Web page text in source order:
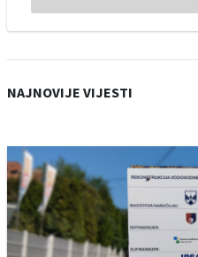
NAJNOVIJE VIJESTI